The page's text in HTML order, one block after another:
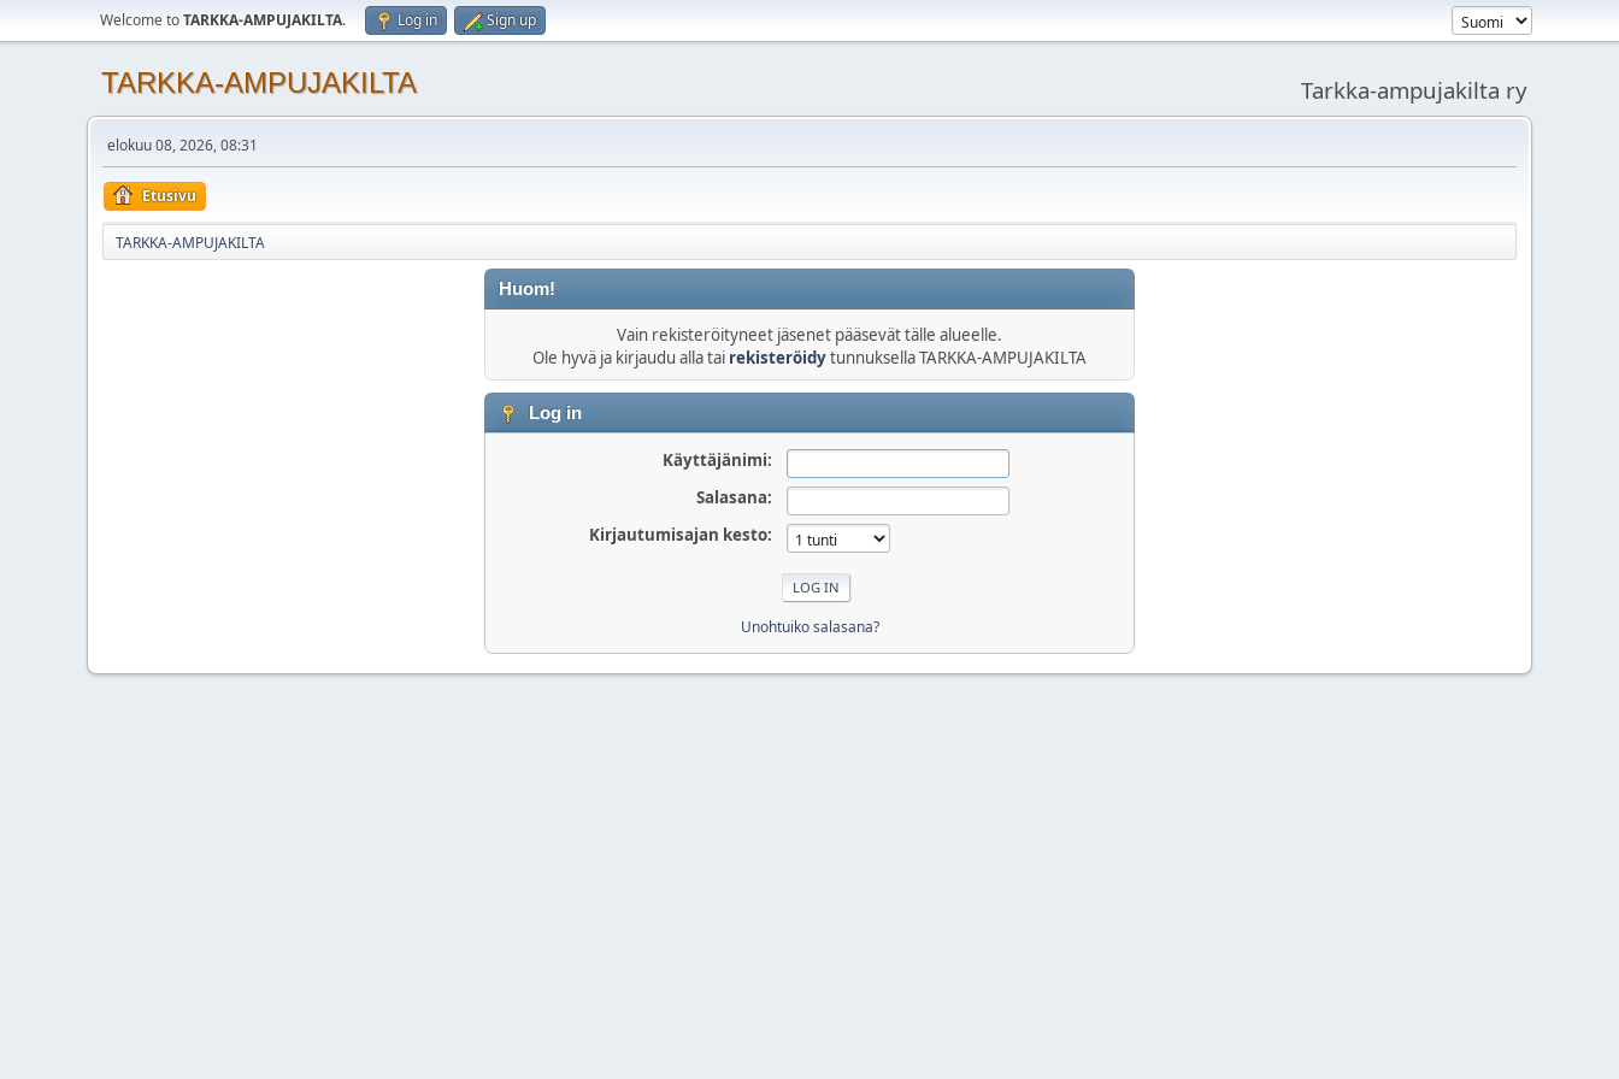
Welcome toTARKKA-AMPUJAKILTA. Log in Sign up
TARKKA-AMPUJAKILTA Tarkka-ampujakilta ry
elokuu 08, 2026, 08:31
Etusivu
TARKKA-AMPUJAKILTA
Huom!
Vain rekisteröityneet jäsenet pääsevät tälle alueelle.
Ole hyvä ja kirjaudu alla tai rekisteröidytunnuksella TARKKA-AMPUJAKILTA
Log in
Käyttäjänimi:
Salasana:
Kirjautumisajan kesto:
Unohtuiko salasana?